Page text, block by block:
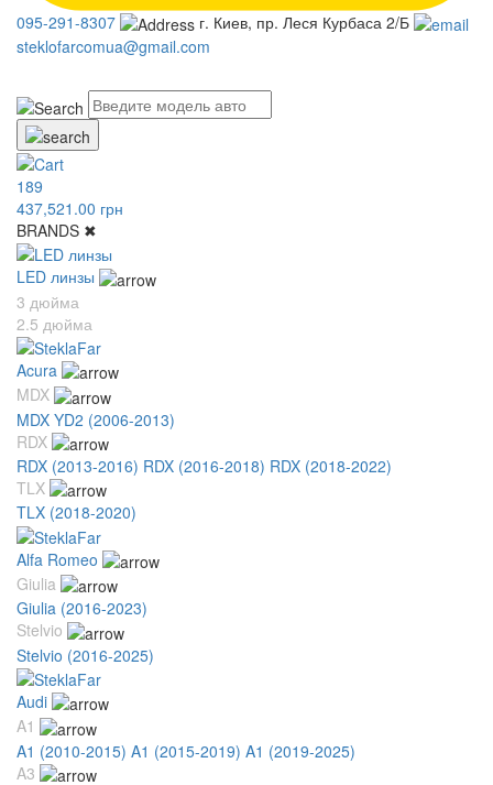
095-291-8307
г. Киев, пр. Леся Курбаса 2/Б
steklofarcomua@gmail.com
189
437,521.00 грн
BRANDS ✖
LED линзы
3 дюйма
2.5 дюйма
Acura
MDX
MDX YD2 (2006-2013)
RDX
RDX (2013-2016) RDX (2016-2018) RDX (2018-2022)
TLX
TLX (2018-2020)
Alfa Romeo
Giulia
Giulia (2016-2023)
Stelvio
Stelvio (2016-2025)
Audi
A1
A1 (2010-2015) A1 (2015-2019) A1 (2019-2025)
A3